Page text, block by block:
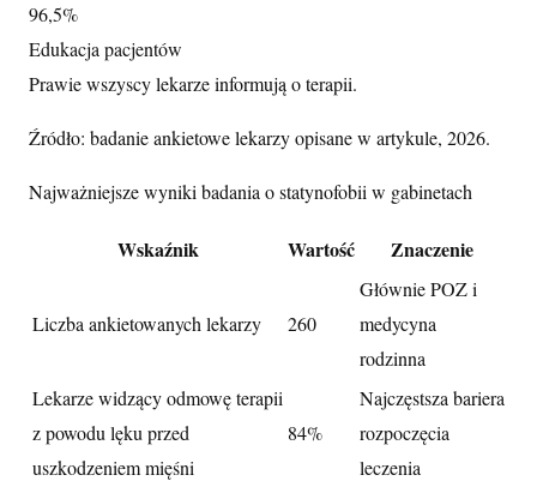
96,5%
Edukacja pacjentów
Prawie wszyscy lekarze informują o terapii.
Źródło: badanie ankietowe lekarzy opisane w artykule, 2026.
Najważniejsze wyniki badania o statynofobii w gabinetach
Wskaźnik Wartość Znaczenie
Liczba ankietowanych lekarzy 260
Głównie POZ i
medycyna
rodzinna
Lekarze widzący odmowę terapii
z powodu lęku przed
uszkodzeniem mięśni
84%
Najczęstsza bariera
rozpoczęcia
leczenia